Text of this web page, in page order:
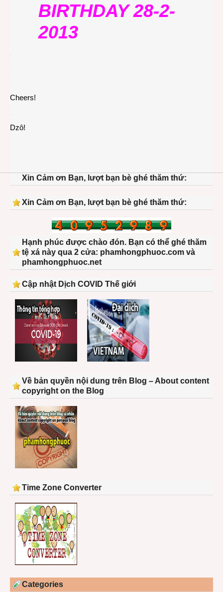
BIRTHDAY 28-2-
2013
Cheers!
Dzô!
Xin Cảm ơn Bạn, lượt bạn bè ghé thăm thứ:
Xin Cảm ơn Bạn, lượt bạn bè ghé thăm thứ:
Hạnh phúc được chào đón. Bạn có thể ghé thăm
tệ xá này qua 2 cửa: phamhongphuoc.com và
phamhongphuoc.net
Cập nhật Dịch COVID Thế giới
Về bản quyền nội dung trên Blog – About content
copyright on the Blog
Time Zone Converter
Categories